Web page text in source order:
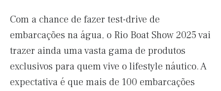
Com a chance de fazer test-drive de
embarcações na água, o Rio Boat Show 2025 vai
trazer ainda uma vasta gama de produtos
exclusivos para quem vive o lifestyle náutico. A
expectativa é que mais de 100 embarcações